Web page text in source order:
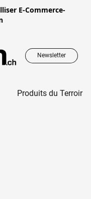
E-Commerce-
Newsletter
Produits du Terroir